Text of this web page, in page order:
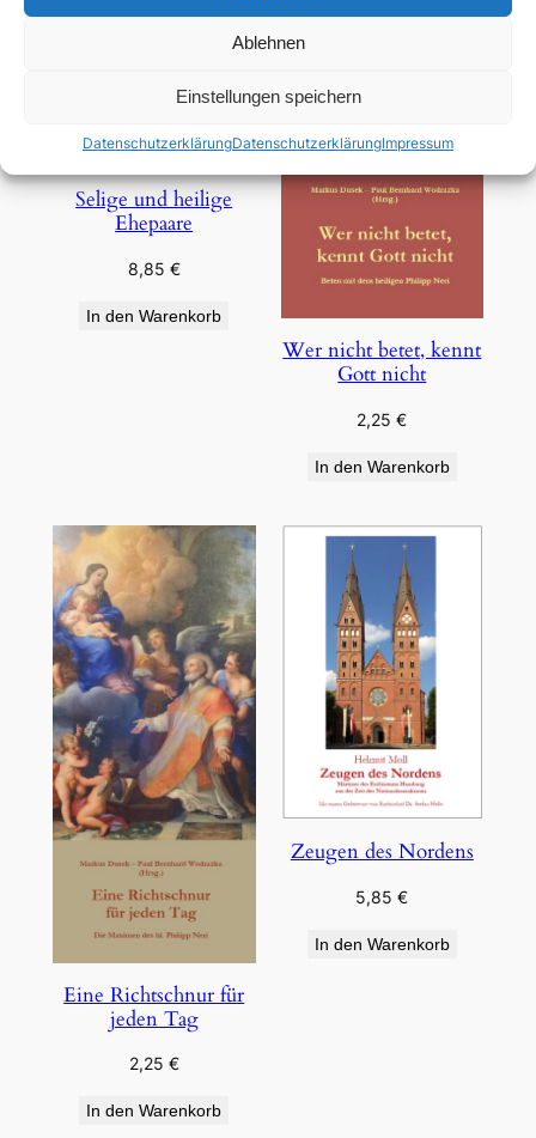
Ablehnen
Einstellungen speichern
DatenschutzerklärungDatenschutzerklärungImpressum
Selige und heilige
Ehepaare
8,85 €
In den Warenkorb
Wer nicht betet, kennt
Gott nicht
2,25€
In den Warenkorb
Eine Richtschnur für
jeden Tag
2,25 €
In den Warenkorb
Zeugen des Nordens
5,85€
In den Warenkorb